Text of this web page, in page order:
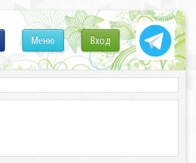
Вход
Меню